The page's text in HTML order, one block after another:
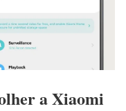
a Xiaomi